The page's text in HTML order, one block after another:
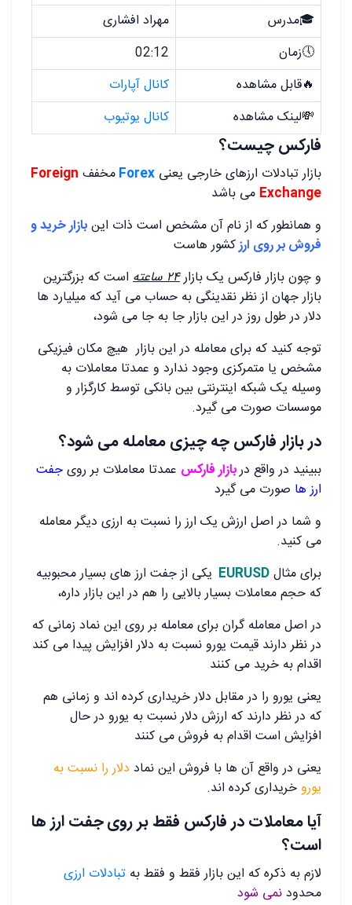
🎓مدرس
مهراد افشاری
🕔زمان
02:12
🔥قابل مشاهده
کانال آپارات
💸لینک مشاهده
کانال یوتیوب
فارکس چیست؟
بازار تبادلات ارزهای خارجی یعنی Forexمخفف Foreign
Exchange می باشد
و همانطور که از نام آن مشخص است ذات اینبازار خرید و
فروش بر روی ارزکشور هاست
و چون بازار فارکس یک بازار۲۴ ساعته
است که بزرگترین
بازار جهان از نظر نقدینگی به حساب می آید که میلیارد ها
دلار در طول روز در این بازار جا به جا می شود،
توجه کنید که برای معامله در این بازار هیچ مکان فیزیکی
مشخص یا متمرکزی وجود ندارد و عمدتا معاملات به
وسیله یک شبکه اینترنتی بین بانکی توسط کارگزار و
موسسات صورت می گیرد.
در بازار فارکس چه چیزی معامله می شود؟
ببینید در واقع دربازار فارکس عمدتا معاملات بر رویجفت
ارز ها صورت می گیرد
و شما در اصل ارزش یک ارز را نسبت به ارزی دیگر معامله
می کنید.
برای مثالEURUSD یکی از جفت ارز های بسیار محبوبیه
که حجم معاملات بسیار بالایی را هم در این بازار داره،
در اصل معامله گران برای معامله بر روی این نماد زمانی که
در نظر دارند قیمت یورو نسبت به دلار افزایش پیدا می کند
اقدام به خرید می کنند
یعنی یورو را در مقابل دلار خریداری کرده اند و زمانی هم
که در نظر دارند که ارزش دلار نسبت به یورو در حال
افزایش است اقدام به فروش می کنند
یعنی در واقع آن ها با فروش این نماد دلار را نسبت به
یوروخریداری کرده اند.
آیا معاملات در فارکس فقط بر روی جفت ارز ها
است؟
لازم به ذکره که این بازار فقط و فقط به تبادلات ارزی
محدودنمی شود